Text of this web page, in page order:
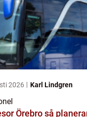
2026 Karl Lindgren
så planerar du en